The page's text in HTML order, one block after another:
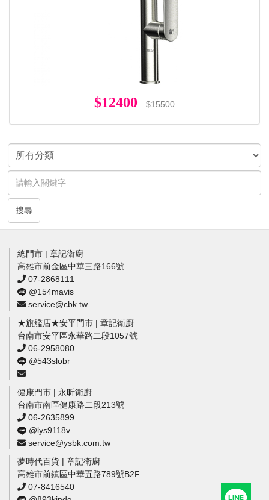
$12400 $15500
搜尋
總門市 | 章記衛廚
高雄市前金區中華三路166號
07-2868111
@154mavis
service@cbk.tw
★旗艦店★安平門市 | 章記衛廚
台南市安平區永華路二段1057號
06-2958080
@543slobr
健康門市 | 永昕衛廚
台南市南區健康路二段213號
06-2635899
@lys9118v
service@ysbk.com.tw
夢時代百貨 | 章記衛廚
高雄市前鎮區中華五路789號B2F
07-8416540